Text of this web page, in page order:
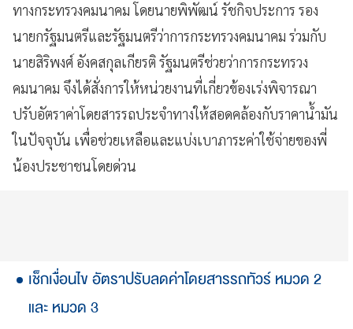
ทางกระทรวงคมนาคม โดยนายพิพัฒน์ รัชกิจประการ รอง
นายกรัฐมนตรีและรัฐมนตรีว่าการกระทรวงคมนาคม ร่วมกับ
นายสิริพงศ์ อังคสกุลเกียรติ รัฐมนตรีช่วยว่าการกระทรวง
คมนาคม จึงได้สั่งการให้หน่วยงานที่เกี่ยวข้องเร่งพิจารณา
ปรับอัตราค่าโดยสารรถประจำทางให้สอดคล้องกับราคาน้ำมัน
ในปัจจุบัน เพื่อช่วยเหลือและแบ่งเบาภาระค่าใช้จ่ายของพี่
น้องประชาชนโดยด่วน
เช็กเงื่อนไข อัตราปรับลดค่าโดยสารรถทัวร์ หมวด 2
และ หมวด 3